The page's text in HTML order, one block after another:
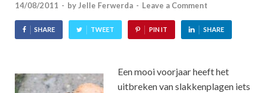
14/08/2011 - byJelle Ferwerda - Leave a Comment
SHARE TWEET PIN IT SHARE
Een mooi voorjaar heeft het
uitbreken van slakkenplagen iets